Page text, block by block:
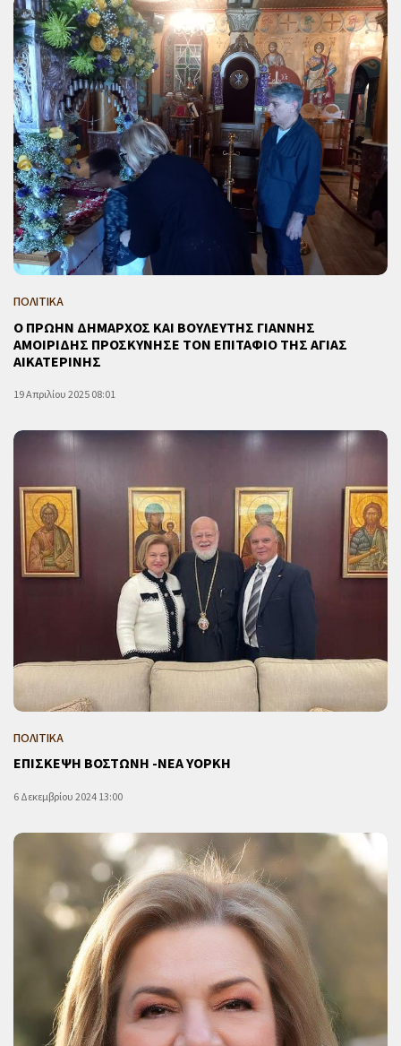
ΠΟΛΙΤΙΚΑ
Ο ΠΡΩΗΝ ΔΗΜΑΡΧΟΣ ΚΑΙ ΒΟΥΛΕΥΤΗΣ ΓΙΑΝΝΗΣ
ΑΜΟΙΡΙΔΗΣ ΠΡΟΣΚΥΝΗΣΕ ΤΟΝ ΕΠΙΤΑΦΙΟ ΤΗΣ ΑΓΙΑΣ
ΑΙΚΑΤΕΡΙΝΗΣ
19 Απριλίου 2025 08:01
ΠΟΛΙΤΙΚΑ
ΕΠΙΣΚΕΨΗ ΒΟΣΤΩΝΗ -ΝΕΑ ΥΟΡΚΗ
6 Δεκεμβρίου 2024 13:00